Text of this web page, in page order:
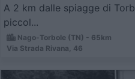
A 2 km dalle spiagge di
piccol...
Nago-Torbole (TN) - 65km
Via Strada Rivana, 46